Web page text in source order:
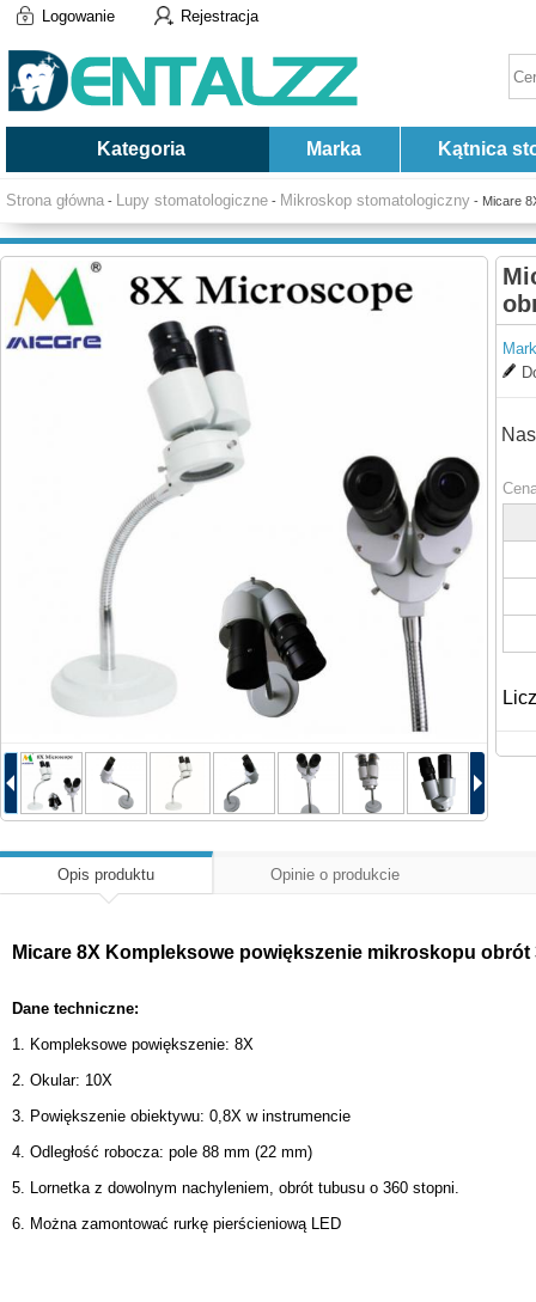
Logowanie Rejestracja
Kategoria Marka Kątnica
Strona główna - Lupy stomatologiczne - Mikroskop stomatologiczny - Micare
Opis produktu Opinie o produkcie
Micare 8X Kompleksowe powiększenie mikroskopu obrót
Dane techniczne:
1. Kompleksowe powiększenie: 8X
2. Okular: 10X
3. Powiększenie obiektywu: 0,8X w instrumencie
4. Odległość robocza: pole 88 mm (22 mm)
5. Lornetka z dowolnym nachyleniem, obrót tubusu o 360 stopni.
6. Można zamontować rurkę pierścieniową LED